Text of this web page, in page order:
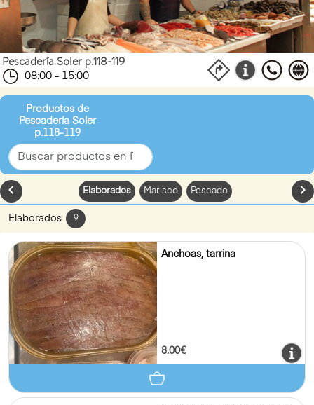
Pescadería Soler p.118-119
08:00 - 15:00
Productos de
Pescadería Soler
p.118-119
chevron_left Elaborados Marisco Pescado
Elaborados 9
Anchoas, tarrina
8.00€